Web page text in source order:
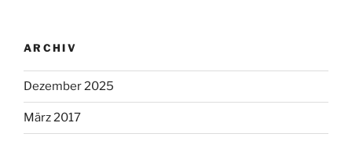
ARCHIV
Dezember 2025
März 2017